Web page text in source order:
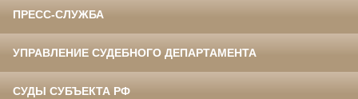
ПРЕСС-СЛУЖБА
УПРАВЛЕНИЕ СУДЕБНОГО ДЕПАРТАМЕНТА
СУДЫ СУБЪЕКТА РФ